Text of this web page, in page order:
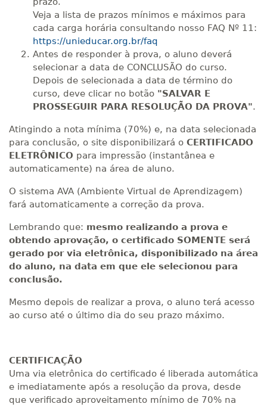
Veja a lista de prazos mínimos e máximos para
cada carga horária consultando nosso FAQ Nº 11:
https://unieducar.org.br/faq
Antes de responder à prova, o aluno deverá
selecionar a data de CONCLUSÃO do curso.
Depois de selecionada a data de término do
curso, deve clicar no botão "SALVAR E
PROSSEGUIR PARA RESOLUÇÃO DA PROVA".
Atingindo a nota mínima (70%) e, na data selecionada
para conclusão, o site disponibilizará o CERTIFICADO
ELETRÔNICO para impressão (instantânea e
automaticamente) na área de aluno.
O sistema AVA (Ambiente Virtual de Aprendizagem)
fará automaticamente a correção da prova.
Lembrando que: mesmo realizando a prova e
obtendo aprovação, o certificado SOMENTE será
gerado por via eletrônica, disponibilizado na área
do aluno, na data em que ele selecionou para
conclusão.
Mesmo depois de realizar a prova, o aluno terá acesso
ao curso até o último dia do seu prazo máximo.
CERTIFICAÇÃO
Uma via eletrônica do certificado é liberada automática
e imediatamente após a resolução da prova, desde
que verificado aproveitamento mínimo de 70% na